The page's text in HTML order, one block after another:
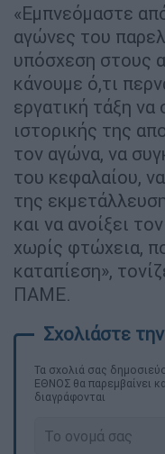
«Εμπνεόμαστε
αγώνες του
υπόσχεση στους
κάνουμε ό,τι
εργατική τάξη
ιστορικής της
τον αγώνα, να
του κεφαλαίου,
της
και να ανοίξει
χωρίς φτώχεια,
καταπίεση»,
ΠΑΜΕ.
Τα σχολιά σας
ΕΘΝΟΣ θα παρεμβαίνει
διαγράφονται